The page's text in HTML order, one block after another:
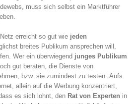
muss sich selbst ein Marktführer
erreicht so gut wie jeden
breites Publikum ansprechen will,
Wer ein überwiegend junges Publikum
gut beraten, die Dienste von
bzw. sie zumindest zu testen. Aufs
allein auf die Werbung konzentriert,
es sich lohnt, den Rat von Experten in